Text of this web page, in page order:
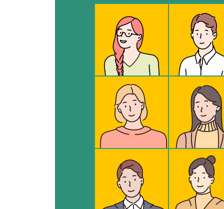
미래의 직업 판도에 대한 지극히 사적인 견해
무식함과 무한함 사이
불편러를 키우는 자
다문화는 이미 학교에
가끔은 TMI도 필요하다
10대의 '스라밸'은 누구도 이야기하지 않는다
에필로그 / 우리는 모두 자기 자신이고 싶다